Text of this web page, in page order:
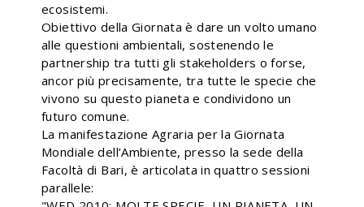
ecosistemi.
Obiettivo della Giornata è dare un volto umano
alle questioni ambientali, sostenendo le
partnership tra tutti gli stakeholders o forse,
ancor più precisamente, tra tutte le specie che
vivono su questo pianeta e condividono un
futuro comune.
La manifestazione Agraria per la Giornata
Mondiale dell’Ambiente, presso la sede della
Facoltà di Bari, è articolata in quattro sessioni
parallele: